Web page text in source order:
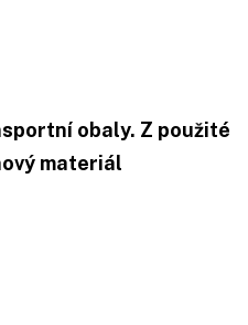
obaly. Z použité
materiál